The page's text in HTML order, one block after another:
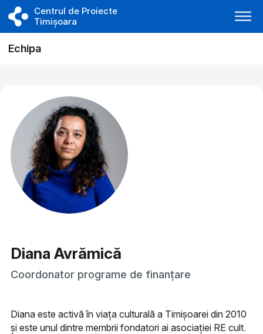
Centrul de Proiecte
Timișoara
Echipa
Diana Avrămică
Coordonator programe de finanțare
Diana este activă în viața culturală a Timișoarei din 2010
și este unul dintre membrii fondatori ai asociației RE cult.